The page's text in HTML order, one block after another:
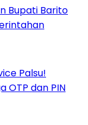
Bupati Barito
Palsu!
OTP dan PIN